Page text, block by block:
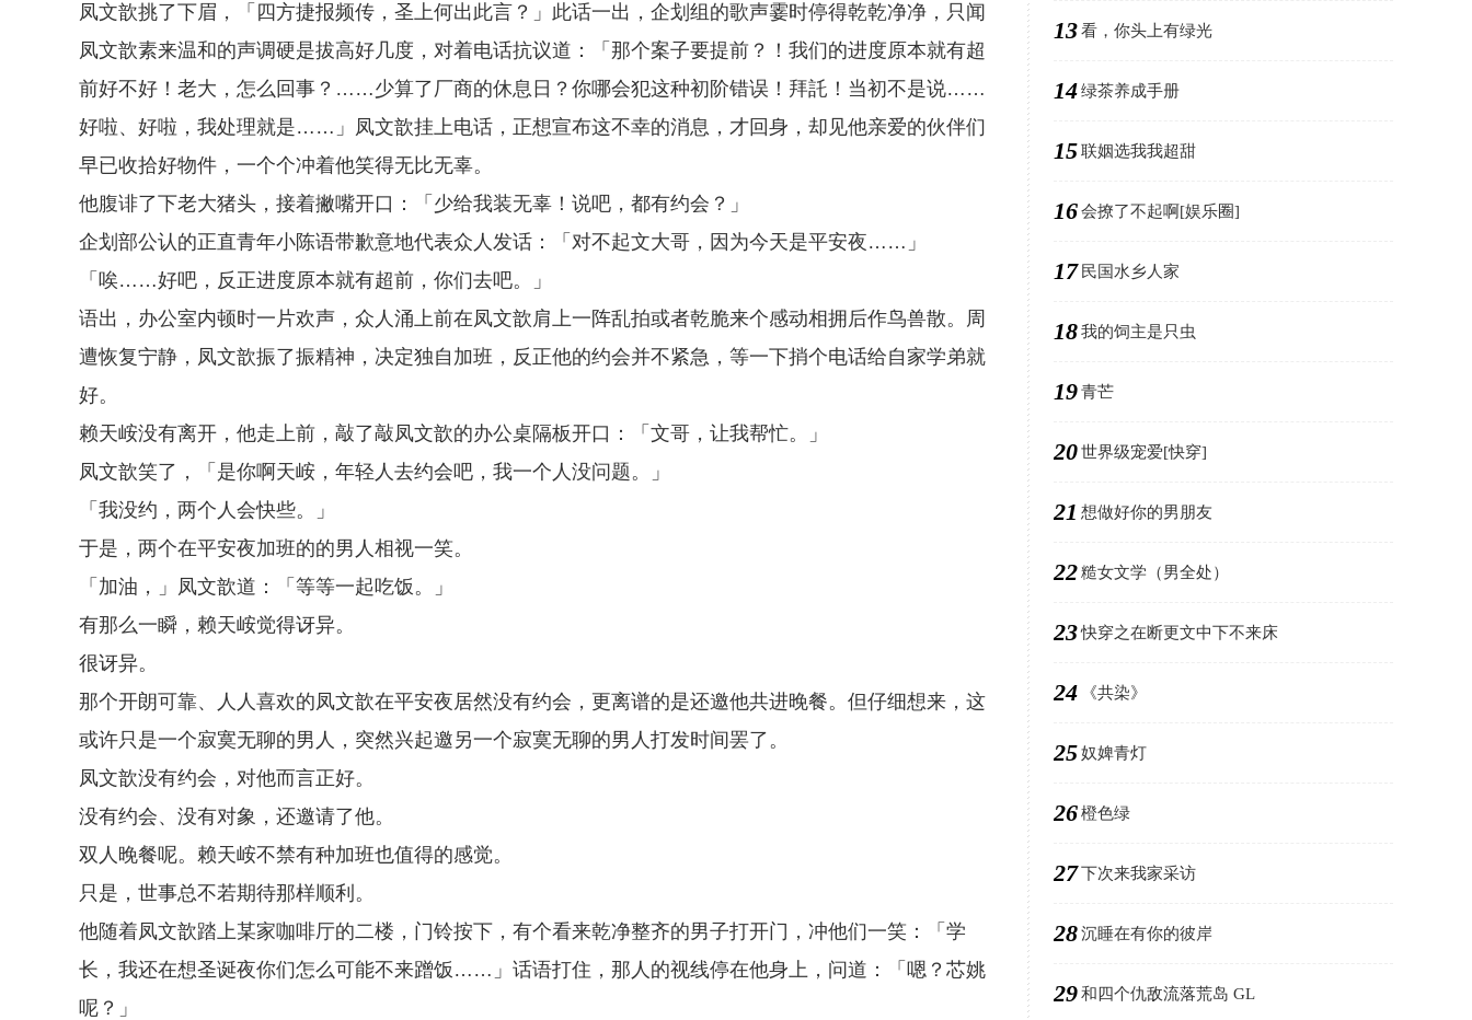
凤文歆挑了下眉，「四方捷报频传，圣上何出此言？」此话一出，企划组的歌声霎时停得乾乾净净，只闻
凤文歆素来温和的声调硬是拔高好几度，对着电话抗议道：「那个案子要提前？！我们的进度原本就有超
前好不好！老大，怎么回事？……少算了厂商的休息日？你哪会犯这种初阶错误！拜託！当初不是说……
好啦、好啦，我处理就是……」凤文歆挂上电话，正想宣布这不幸的消息，才回身，却见他亲爱的伙伴们
早已收拾好物件，一个个冲着他笑得无比无辜。
他腹诽了下老大猪头，接着撇嘴开口：「少给我装无辜！说吧，都有约会？」
企划部公认的正直青年小陈语带歉意地代表众人发话：「对不起文大哥，因为今天是平安夜……」
「唉……好吧，反正进度原本就有超前，你们去吧。」
语出，办公室内顿时一片欢声，众人涌上前在凤文歆肩上一阵乱拍或者乾脆来个感动相拥后作鸟兽散。周
遭恢复宁静，凤文歆振了振精神，决定独自加班，反正他的约会并不紧急，等一下捎个电话给自家学弟就
好。
赖天峖没有离开，他走上前，敲了敲凤文歆的办公桌隔板开口：「文哥，让我帮忙。」
凤文歆笑了，「是你啊天峖，年轻人去约会吧，我一个人没问题。」
「我没约，两个人会快些。」
于是，两个在平安夜加班的的男人相视一笑。
「加油，」凤文歆道：「等等一起吃饭。」
有那么一瞬，赖天峖觉得讶异。
很讶异。
那个开朗可靠、人人喜欢的凤文歆在平安夜居然没有约会，更离谱的是还邀他共进晚餐。但仔细想来，这
或许只是一个寂寞无聊的男人，突然兴起邀另一个寂寞无聊的男人打发时间罢了。
凤文歆没有约会，对他而言正好。
没有约会、没有对象，还邀请了他。
双人晚餐呢。赖天峖不禁有种加班也值得的感觉。
只是，世事总不若期待那样顺利。
他随着凤文歆踏上某家咖啡厅的二楼，门铃按下，有个看来乾净整齐的男子打开门，冲他们一笑：「学
长，我还在想圣诞夜你们怎么可能不来蹭饭……」话语打住，那人的视线停在他身上，问道：「嗯？芯姚
呢？」
13看，你头上有绿光
14绿茶养成手册
15联姻选我我超甜
16会撩了不起啊[娱乐圈]
17 民国水乡人家
18我的饲主是只虫
19青芒
20世界级宠爱[快穿]
21 想做好你的男朋友
22糙女文学（男全处）
23快穿之在断更文中下不来床
24 《共染》
25奴婢青灯
26橙色绿
27下次来我家采访
28沉睡在有你的彼岸
29和四个仇敌流落荒岛 GL